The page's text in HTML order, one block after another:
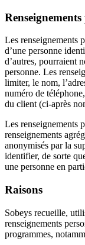
Les renseignements
d’une personne
d’autres, pourraient
personne. Les
limiter, le nom,
numéro de
du client (ci-après
Les renseignements
renseignements
anonymisés par la
identifier, de sorte
une personne en
Raisons
Sobeys recueille,
renseignements
programmes,